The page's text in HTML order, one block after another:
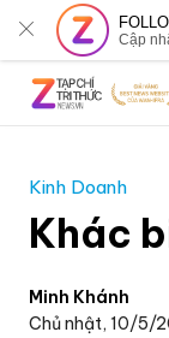
Cập
Kinh Doanh
Khác
Minh Khánh
Chủ nhật, 10/5/